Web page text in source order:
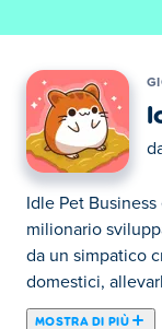
Idle Pet
milionario
da un simpatico
domestici,
MOSTRA DI PIÙ